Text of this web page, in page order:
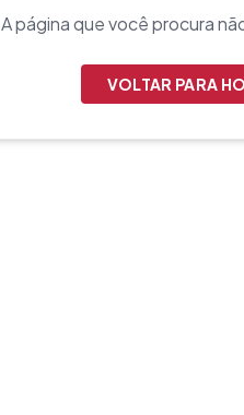
A página que você procura
VOLTAR PARA